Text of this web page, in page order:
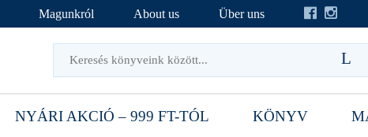
Magunkról About us Über uns
NYÁRI AKCIÓ – 999 FT-TÓL KÖNYV